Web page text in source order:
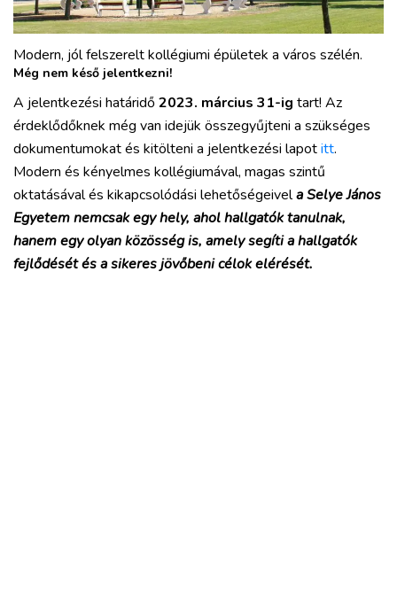
Modern, jól felszerelt kollégiumi épületek a város szélén.
Még nem késő jelentkezni!
A jelentkezési határidő2023. március 31-ig tart! Az
érdeklődőknek még van idejük összegyűjteni a szükséges
dokumentumokat és kitölteni a jelentkezési lapotitt.
Modern és kényelmes kollégiumával, magas szintű
oktatásával és kikapcsolódási lehetőségeivela Selye János
Egyetem nemcsak egy hely, ahol hallgatók tanulnak,
hanem egy olyan közösség is, amely segíti a hallgatók
fejlődését és a sikeres jövőbeni célok elérését.